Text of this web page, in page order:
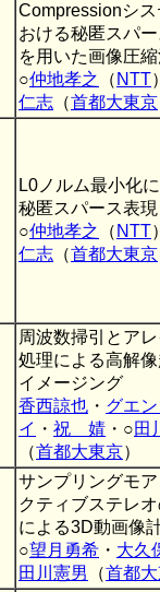
Compressionシ
おける秘匿スパ
を用いた画像圧
○仲地孝之 （ NTT
仁志 （首都大東京
L0ノルム最小化
秘匿スパース表現
○仲地孝之 （ NTT
仁志 （首都大東京
周波数掃引とア
処理による高解
イメージング
香西諒也 ・ グエ
イ ・ 祝 婧 ・○田
（首都大東京）
サンプリングモ
クティブステレ
による3D動画像
○望月勇希 ・ 大
田川憲男
（首都